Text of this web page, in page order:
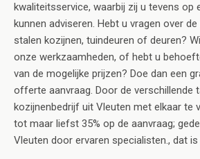
kwaliteitsservice, waarbij zij u tevens op
kunnen adviseren. Hebt u vragen over
stalen kozijnen, tuindeuren of deuren?
onze werkzaamheden, of hebt u
van de mogelijke prijzen? Doe dan een
offerte aanvraag. Door de verschillende
kozijnenbedrijf uit Vleuten met elkaar te
tot maar liefst 35% op de aanvraag;
Vleuten door ervaren specialisten., dat